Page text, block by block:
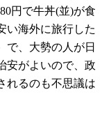
円で牛丼(並)が食
い海外に旅行した
で、大勢の人が日
安がよいので、政
れるのも不思議は